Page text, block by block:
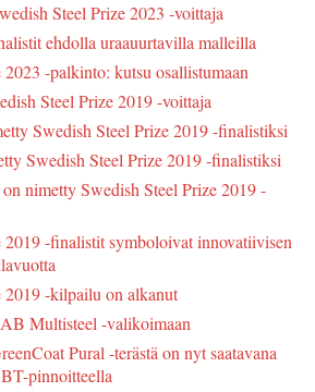
Steel Prize 2023 -voittaja
ehdolla uraauurtavilla malleilla
-palkinto: kutsu osallistumaan
Steel Prize 2019 -voittaja
Swedish Steel Prize 2019 -finalistiksi
Swedish Steel Prize 2019 -finalistiksi
nimetty Swedish Steel Prize 2019 -
2019 -finalistit symboloivat innovatiivisen
2019 -kilpailu on alkanut
Multisteel -valikoimaan
Pural -terästä on nyt saatavana
pinnoitteella